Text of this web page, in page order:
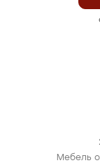
Мебель